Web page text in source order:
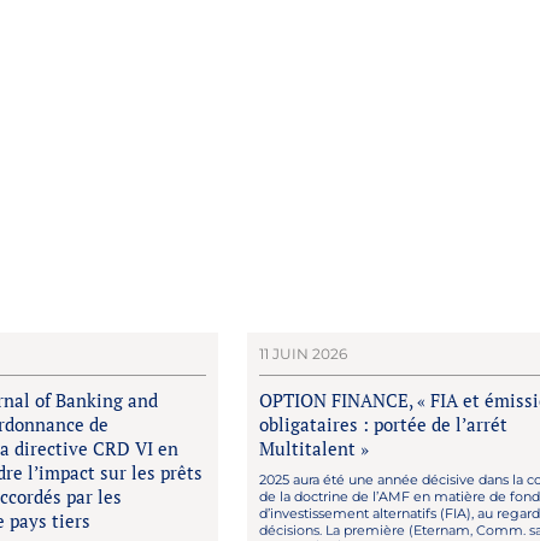
of Banking and
de
directive CRD VI en
l’impact sur les prêts
par les
pays tiers
11 JUIN 2026
OPTION FINANCE, « FIA et
obligataires : portée de l’arrét
Multitalent »
2025 aura été une année décisive dans la
de la doctrine de l’AMF en matière de
d’investissement alternatifs (FIA), au
décisions. La première (Eternam, Comm.